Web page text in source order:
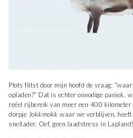
Plots flitst door mijn hoofd de vraag:
opladen?” Dat is echter onnodige paniek,
reëel rijbereik van meer een 400
dorpje Jokkmokk waar we verblijven,
snellader. Oef, geen laadstress in Lapland!